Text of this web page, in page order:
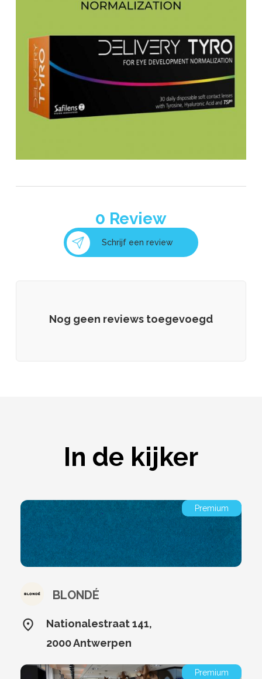
0 Review
Schrijf een review
Nog geen reviews toegevoegd
In de kijker
Premium
BLONDÉ
Nationalestraat 141,
2000 Antwerpen
Premium